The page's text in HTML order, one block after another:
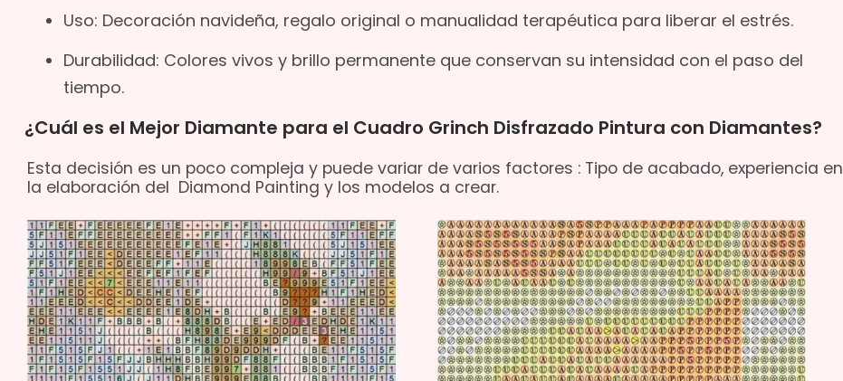
Uso: Decoración navideña, regalo original o manualidad terapéutica para liberar el estrés.
Durabilidad: Colores vivos y brillo permanente que conservan su intensidad con el paso del
tiempo.
¿Cuál es el Mejor Diamante para el Cuadro Grinch Disfrazado Pintura con Diamantes?
Esta decisión es un poco compleja y puede variar de varios factores : Tipo de acabado, experiencia en
la elaboración del Diamond Painting y los modelos a crear.